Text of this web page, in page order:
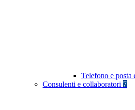
Telefono e posta
Consulenti e collaboratori 7